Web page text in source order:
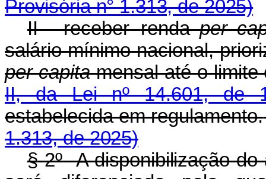
Provisória n° 1.313, de 2025)
II - receber rendaper
salário mínimo nacional,
per capitamensal até o limite
II, da Lei nº 14.601, de
estabelecida em regulamento.
1.313, de 2025)
§ 2ºA disponibilização do